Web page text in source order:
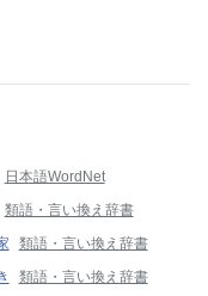
日本語WordNet
類語・言い換え辞書
類語・言い換え辞書
類語・言い換え辞書